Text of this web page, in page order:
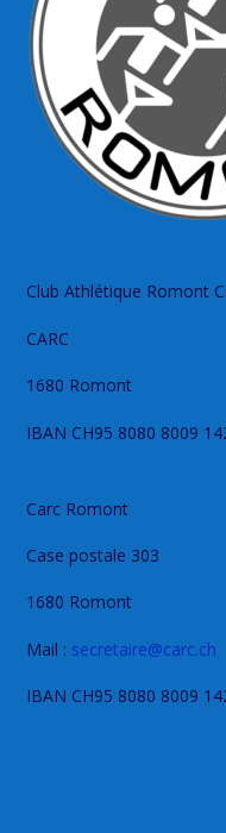
Club Athlétique Romont
CARC
1680 Romont
IBAN CH95 8080 8009
Carc Romont
Case postale 303
1680 Romont
Mail : secretaire@carc.ch
IBAN CH95 8080 8009